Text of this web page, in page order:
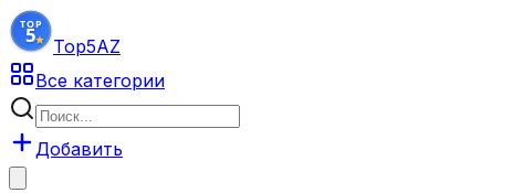
Top5AZ
Все категории
Добавить